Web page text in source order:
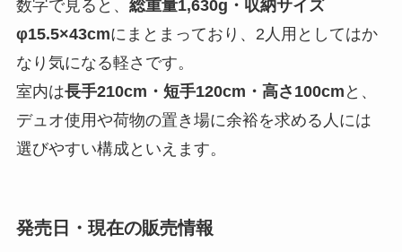
数字で見ると、 総重量1,630g・収納サイズ
φ15.5×43cmにまとまっており、2人用としてはか
なり気になる軽さです。
室内は長手210cm・短手120cm・高さ100cm と、
デュオ使用や荷物の置き場に余裕を求める人には
選びやすい構成といえます。
発売日・現在の販売情報